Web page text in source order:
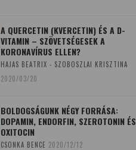
A QUERCETIN (KVERCETIN) ÉS A D-
VITAMIN – SZÖVETSÉGESEK A
KORONAVÍRUS ELLEN?
HAJAS BEATRIX - SZOBOSZLAI KRISZTINA
2020/03/20
BOLDOGSÁGUNK NÉGY FORRÁSA:
DOPAMIN, ENDORFIN, SZEROTONIN ÉS
OXITOCIN
CSONKA BENCE 2020/12/12